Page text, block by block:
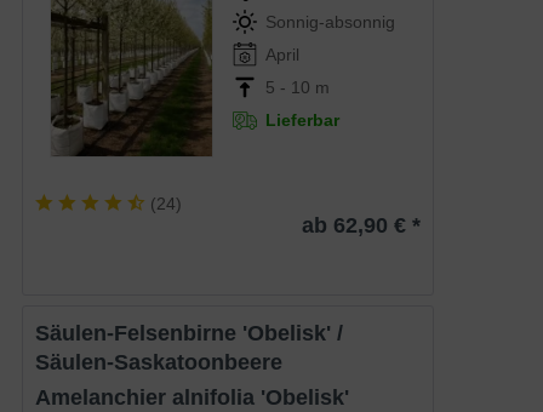
Sonnig-absonnig
April
5 - 10 m
Lieferbar
(24)
ab 62,90 € *
Säulen-Felsenbirne 'Obelisk' /
Säulen-Saskatoonbeere
Amelanchier alnifolia 'Obelisk'